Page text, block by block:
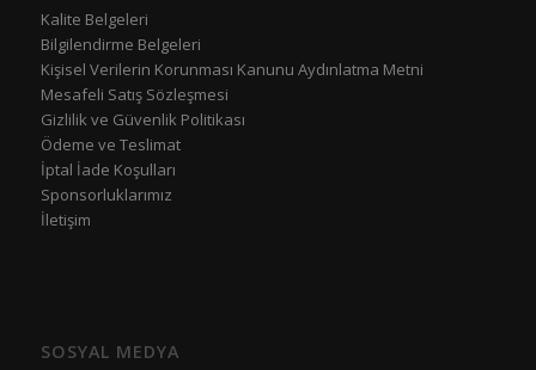
Kalite Belgeleri
Bilgilendirme Belgeleri
Kişisel Verilerin Korunması Kanunu Aydınlatma Metni
Mesafeli Satış Sözleşmesi
Gizlilik ve Güvenlik Politikası
Ödeme ve Teslimat
İptal İade Koşulları
Sponsorluklarımız
İletişim
SOSYAL MEDYA